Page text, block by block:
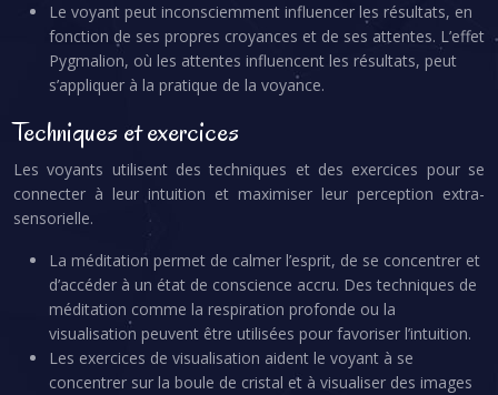
Le voyant peut inconsciemment influencer les résultats, en
fonction de ses propres croyances et de ses attentes. L’effet
Pygmalion, où les attentes influencent les résultats, peut
s’appliquer à la pratique de la voyance.
Techniques et exercices
Les voyants utilisent des techniques et des exercices pour se
connecter à leur intuition et maximiser leur perception extra-
sensorielle.
La méditation permet de calmer l’esprit, de se concentrer et
d’accéder à un état de conscience accru. Des techniques de
méditation comme la respiration profonde ou la
visualisation peuvent être utilisées pour favoriser l’intuition.
Les exercices de visualisation aident le voyant à se
concentrer sur la boule de cristal et à visualiser des images